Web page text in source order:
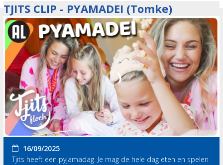
TJITS CLIP - PYAMADEI (Tomke)
16/09/2025
Tjits heeft een pyjamadag. Je mag de hele dag eten en spelen